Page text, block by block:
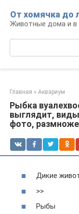
контенту
От хомячка до
Животные дома и в
Главная » Аквариум
Рыбка
выглядит,
фото,
Дикие
>>
Рыбы